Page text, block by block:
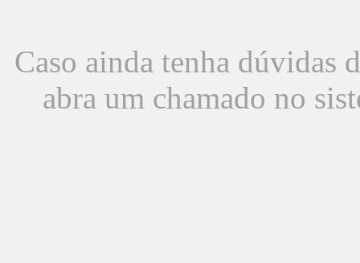
Caso ainda tenha dúvidas
abra um chamado no